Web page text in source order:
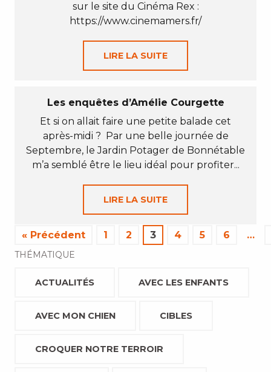
sur le site du Cinéma Rex :
https://www.cinemamers.fr/
LIRE LA SUITE
Les enquêtes d’Amélie Courgette
Et si on allait faire une petite balade cet
après-midi ? Par une belle journée de
Septembre, le Jardin Potager de Bonnétable
m’a semblé être le lieu idéal pour profiter...
LIRE LA SUITE
« Précédent 1 2 3 4 5 6 …
THÉMATIQUE
ACTUALITÉS AVEC LES ENFANTS
AVEC MON CHIEN CIBLES
CROQUER NOTRE TERROIR